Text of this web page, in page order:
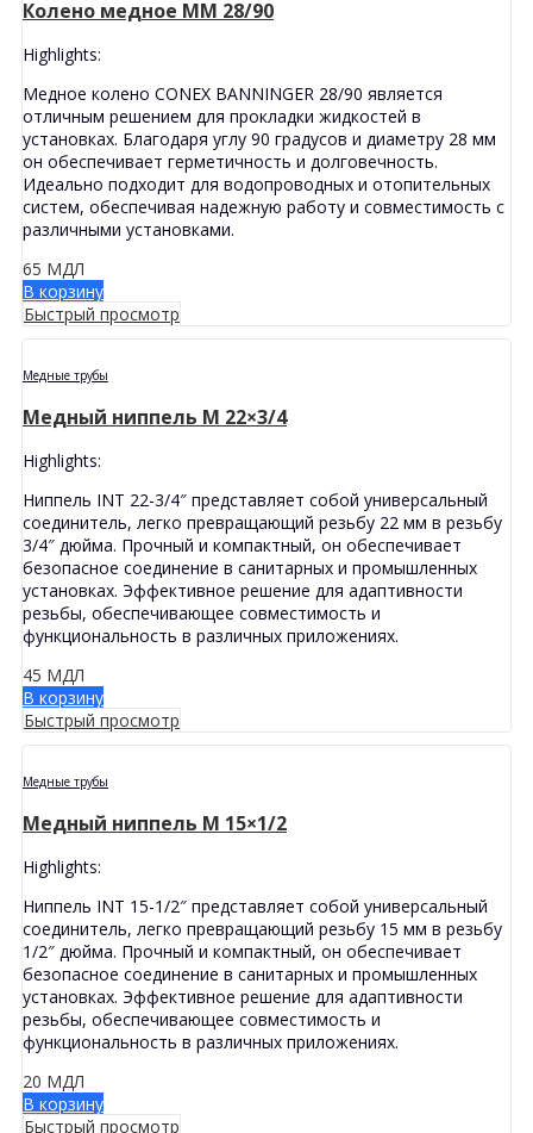
Колено медное MМ 28/90
Highlights:
Медное колено CONEX BANNINGER 28/90 является
отличным решением для прокладки жидкостей в
установках. Благодаря углу 90 градусов и диаметру 28 мм
он обеспечивает герметичность и долговечность.
Идеально подходит для водопроводных и отопительных
систем, обеспечивая надежную работу и совместимость с
различными установками.
65 МДЛ
В корзину
Быстрый просмотр
Медные трубы
Медный ниппель M 22×3/4
Highlights:
Ниппель INT 22-3/4″ представляет собой универсальный
соединитель, легко превращающий резьбу 22 мм в резьбу
3/4″ дюйма. Прочный и компактный, он обеспечивает
безопасное соединение в санитарных и промышленных
установках. Эффективное решение для адаптивности
резьбы, обеспечивающее совместимость и
функциональность в различных приложениях.
45 МДЛ
В корзину
Быстрый просмотр
Медные трубы
Медный ниппель M 15×1/2
Highlights:
Ниппель INT 15-1/2″ представляет собой универсальный
соединитель, легко превращающий резьбу 15 мм в резьбу
1/2″ дюйма. Прочный и компактный, он обеспечивает
безопасное соединение в санитарных и промышленных
установках. Эффективное решение для адаптивности
резьбы, обеспечивающее совместимость и
функциональность в различных приложениях.
20 МДЛ
В корзину
Быстрый просмотр